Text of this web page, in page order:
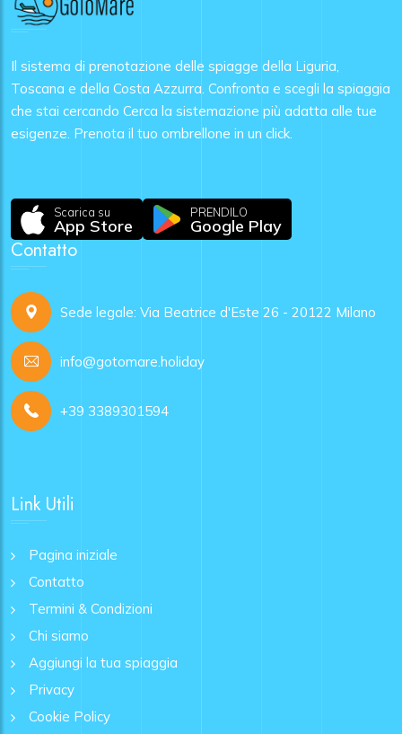
Il sistema di prenotazione delle spiagge della Liguria,
Toscana e della Costa Azzurra. Confronta e scegli la spiaggia
che stai cercando Cerca la sistemazione più adatta alle tue
esigenze. Prenota il tuo ombrellone in un click.
Scarica su
App Store
PRENDILO
Google Play
Contatto
Sede legale: Via Beatrice d'Este 26 - 20122 Milano
info@gotomare.holiday
+39 3389301594
Link Utili
Pagina iniziale
Contatto
Termini & Condizioni
Chi siamo
Aggiungi la tua spiaggia
Privacy
Cookie Policy